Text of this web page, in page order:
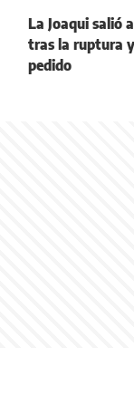
La Joaqui salió
tras la ruptura
pedido